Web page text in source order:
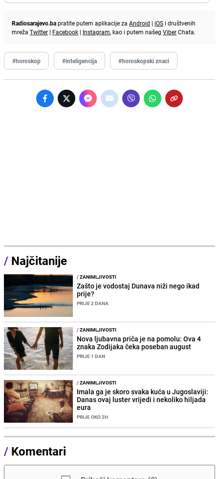
Radiosarajevo.bapratite putem aplikacije za Android | iOS i društvenih
mreža Twitter | Facebook | Instagram, kao i putem našeg ViberChata.
#horoskop #inteligencija #horoskopski znaci
/ Najčitanije
/ZANIMLJIVOSTI
Zašto je vodostaj Dunava niži nego ikad
prije?
PRIJE 2 DANA
/ZANIMLJIVOSTI
Nova ljubavna priča je na pomolu: Ova 4
znaka Zodijaka čeka poseban august
PRIJE 1 DAN
/ZANIMLJIVOSTI
Imala ga je skoro svaka kuća u Jugoslaviji:
Danas ovaj luster vrijedi i nekoliko hiljada
eura
PRIJE OKO 2H
/ Komentari